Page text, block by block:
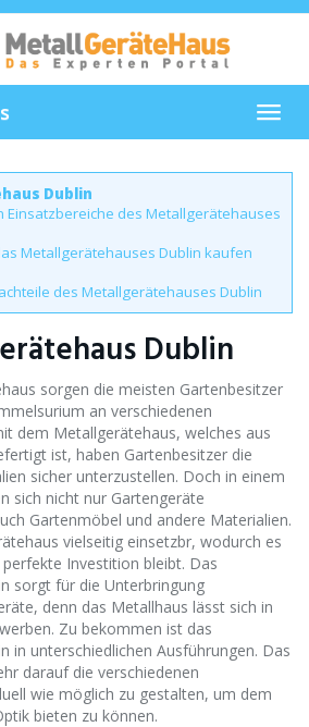
Dublin
Einsatzbereiche des Metallgerätehauses
Metallgerätehauses Dublin kaufen
des Metallgerätehauses Dublin
Dublin
sorgen die meisten Gartenbesitzer
an verschiedenen
dem Metallgerätehaus, welches aus
ist, haben Gartenbesitzer die
sicher unterzustellen. Doch in einem
sich nicht nur Gartengeräte
Gartenmöbel und andere Materialien.
vielseitig einsetzbr, wodurch es
Investition bleibt. Das
sorgt für die Unterbringung
denn das Metallhaus lässt sich in
Zu bekommen ist das
in unterschiedlichen Ausführungen. Das
darauf die verschiedenen
wie möglich zu gestalten, um dem
bieten zu können.